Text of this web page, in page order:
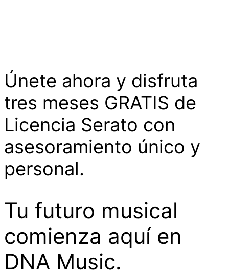
Únete ahora y disfruta
tres meses GRATIS de
Licencia Serato con
asesoramiento único y
personal.
Tu futuro musical
comienza aquí en
DNA Music.